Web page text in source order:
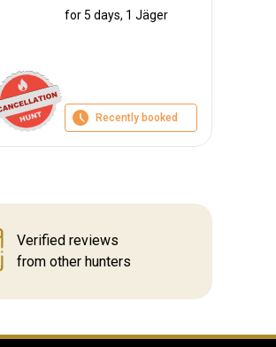
for 5 days, 1 Jäger
Recently booked
Verified reviews
from other hunters